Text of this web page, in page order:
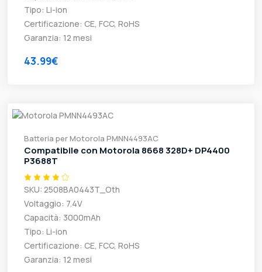
Tipo: Li-ion
Certificazione: CE, FCC, RoHS
Garanzia: 12 mesi
43.99€
Batteria per Motorola PMNN4493AC
Compatibile con Motorola 8668 328D+ DP4400
P3688T
SKU: 2508BA0443T_Oth
Voltaggio: 7.4V
Capacità: 3000mAh
Tipo: Li-ion
Certificazione: CE, FCC, RoHS
Garanzia: 12 mesi